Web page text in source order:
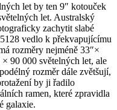
let by ten 9″ kotouček
let. Australský
zachytit slabé
vedlo k překvapujícímu
rozměry nejméně 33″×
90 000 světelných let, ale
rozměr dále zvětšují,
by ji řadilo
ramen, které zpravidla
galaxie.